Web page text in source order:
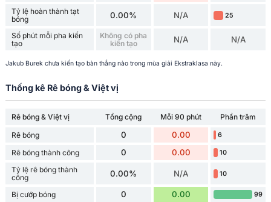
Tỷ lệ hoàn thành tạt
bóng
0.00% N/A 25
Số phút mỗi pha kiến ​​
tạo
Không có pha
kiến ​​tạo
N/A N/A
Jakub Burek chưa kiến ​​tạo bàn thắng nào trong mùa giải Ekstraklasa này.
Thống kê Rê bóng & Việt vị
Rê bóng & Việt vị Tổng cộng Mỗi 90 phút
Phần trăm
Rê bóng
0 0.00 6
Rê bóng thành công 0 0.00 10
Tỷ lệ rê bóng thành
công
0.00% N/A 10
Bị cướp bóng 0 0.00 99